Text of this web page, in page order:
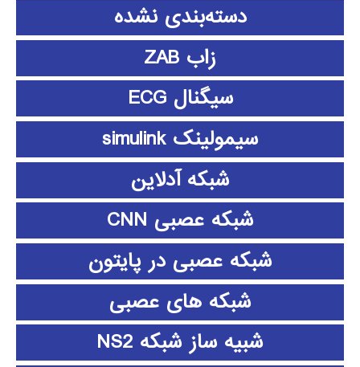
دسته‌بندی نشده
زاب ZAB
سیگنال ECG
سیمولینک simulink
شبکه آدلاین
شبکه عصبی CNN
شبکه عصبی در پایتون
شبکه های عصبی
شبیه ساز شبکه NS2